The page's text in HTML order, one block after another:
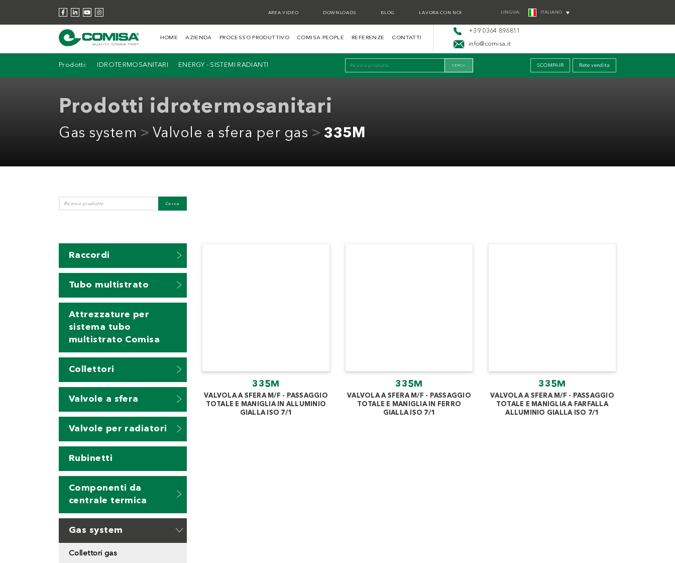
AREA VIDEO DOWNLOADS BLOG LAVORA CON NOI LINGUA: ITALIANO
HOME AZIENDA PROCESSO PRODUTTIVO COMISA PEOPLE REFERENZE CONTATTI
+39 0364 896811
info@comisa.it
Prodotti: IDROTERMOSANITARI ENERGY - SISTEMI RADIANTI SCOMPAIR Rete vendita
Prodotti idrotermosanitari
Gas system Valvole a sfera per gas 335M
Raccordi
Tubo multistrato
Attrezzature per
sistema tubo
multistrato Comisa
Collettori
Valvole a sfera
Valvole per radiatori
Rubinetti
Componenti da
centrale termica
Gas system
Collettori gas
335M
VALVOLA A SFERA M/F - PASSAGGIO
TOTALE E MANIGLIA IN ALLUMINIO
GIALLA ISO 7/1
335M
VALVOLA A SFERA M/F - PASSAGGIO
TOTALE E MANIGLIA IN FERRO
GIALLA ISO 7/1
335M
VALVOLA A SFERA M/F - PASSAGGIO
TOTALE E MANIGLIA A FARFALLA
ALLUMINIO GIALLA ISO 7/1